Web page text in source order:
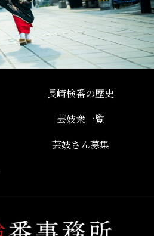
長崎検番の歴史
芸妓衆一覧
芸妓さん募集